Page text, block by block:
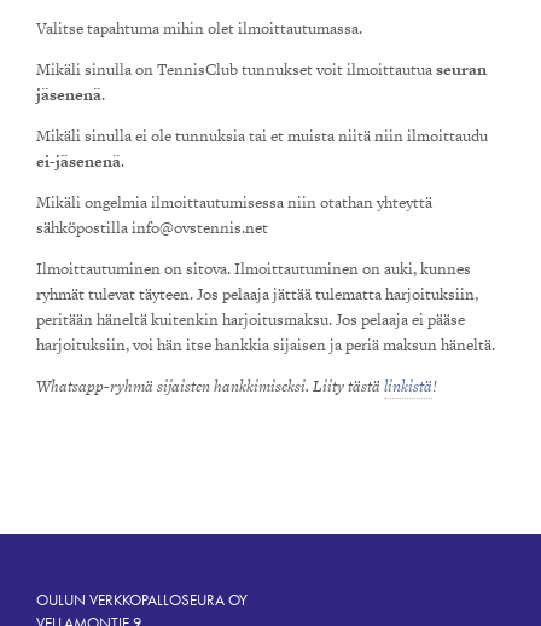
Valitse tapahtuma mihin olet ilmoittautumassa.
Mikäli sinulla on TennisClub tunnukset voit ilmoittautuaseuran
jäsenenä.
Mikäli sinulla ei ole tunnuksia tai et muista niitä niin ilmoittaudu
ei-jäsenenä.
Mikäli ongelmia ilmoittautumisessa niin otathan yhteyttä
sähköpostilla info@ovstennis.net
Ilmoittautuminen on sitova. Ilmoittautuminen on auki, kunnes
ryhmät tulevat täyteen. Jos pelaaja jättää tulematta harjoituksiin,
peritään häneltä kuitenkin harjoitusmaksu. Jos pelaaja ei pääse
harjoituksiin, voi hän itse hankkia sijaisen ja periä maksun häneltä.
Whatsapp-ryhmä sijaisten hankkimiseksi. Liity tästälinkistä!
OULUN VERKKOPALLOSEURA OY